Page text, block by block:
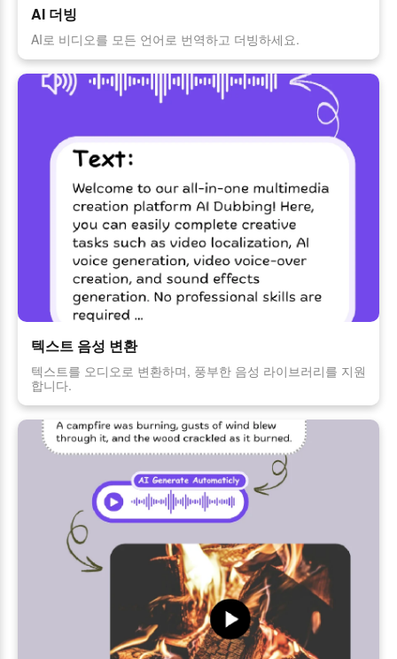
AI 더빙
AI로 비디오를 모든 언어로 번역하고 더빙하세요.
텍스트 음성 변환
텍스트를 오디오로 변환하며, 풍부한 음성 라이브러리를 지원
합니다.